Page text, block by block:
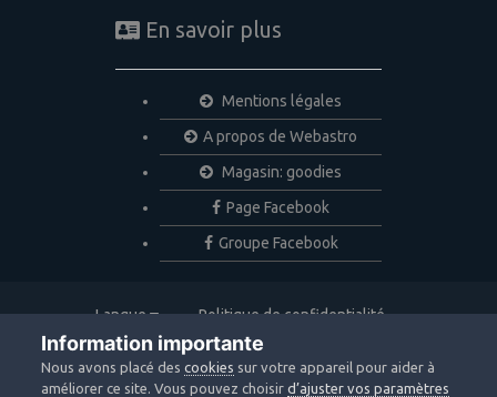
En savoir plus
Mentions légales
A propos de Webastro
Magasin: goodies
Page Facebook
Groupe Facebook
Langue
Politique de confidentialité
Nous contacter
Copyright © 2020 Webastro
Powered by Invision Community
Information importante
Nous avons placé descookies sur votre appareil pour aider à
améliorer ce site. Vous pouvez choisird’ajuster vos paramètres